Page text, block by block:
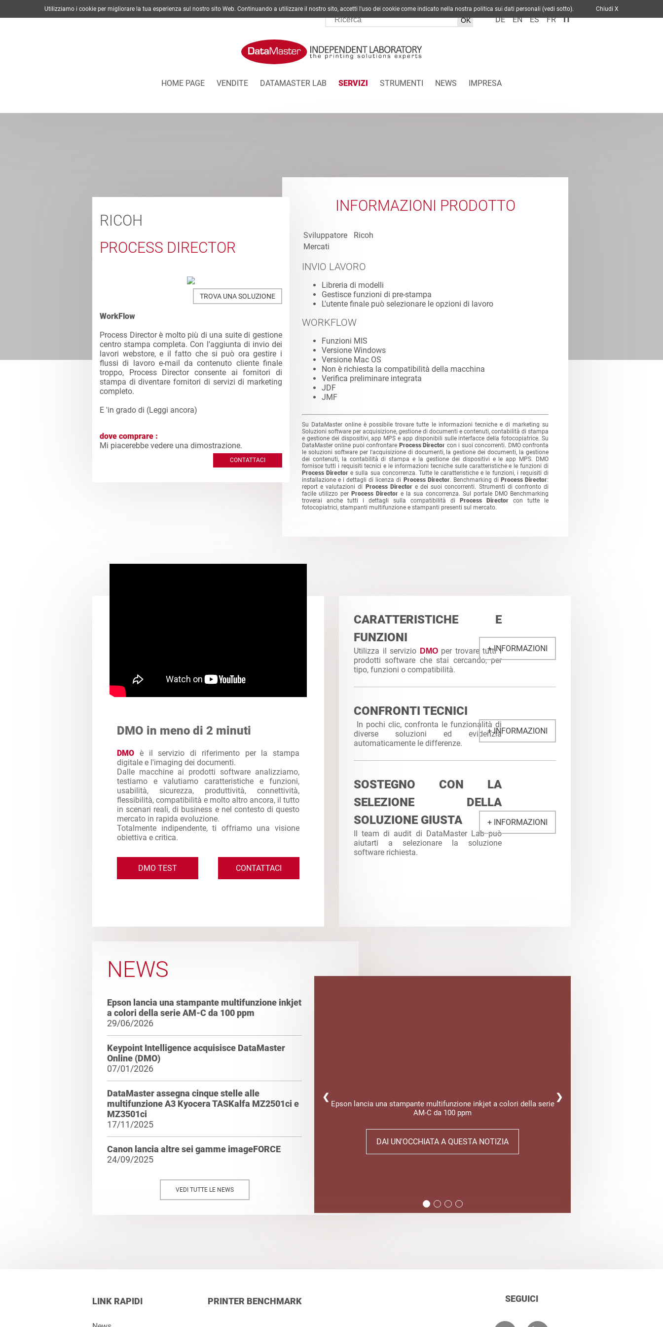
DE EN ES FR IT
HOME PAGE VENDITE DATAMASTER LAB SERVIZI STRUMENTI NEWS IMPRESA
RICOH
PROCESS DIRECTOR
TROVA UNA SOLUZIONE
WorkFlow
Process Director è molto più di una suite di gestione
centro stampa completa. Con l'aggiunta di invio dei
lavori webstore, e il fatto che si può ora gestire i
flussi di lavoro e-mail da contenuto cliente finale
troppo, Process Director consente ai fornitori di
stampa di diventare fornitori di servizi di marketing
completo.
E 'in grado di (Leggi ancora)
dove comprare :
Mi piacerebbe vedere una dimostrazione.
CONTATTACI
INFORMAZIONI PRODOTTO
Sviluppatore
Ricoh
Mercati
INVIO LAVORO
Libreria di modelli
Gestisce funzioni di pre-stampa
L'utente finale può selezionare le opzioni di lavoro
WORKFLOW
Funzioni MIS
Versione Windows
Versione Mac OS
Non è richiesta la compatibilità della macchina
Verifica preliminare integrata
JDF
JMF
Su DataMaster online è possibile trovare tutte le informazioni tecniche e di marketing su
Soluzioni software per acquisizione, gestione di documenti e contenuti, contabilità di stampa
e gestione dei dispositivi, app MPS e app disponibili sulle interfacce della fotocopiatrice. Su
DataMaster online puoi confrontare Process Director con i suoi concorrenti. DMO confronta
le soluzioni software per l'acquisizione di documenti, la gestione dei documenti, la gestione
dei contenuti, la contabilità di stampa e la gestione dei dispositivi e le app MPS. DMO
fornisce tutti i requisiti tecnici e le informazioni tecniche sulle caratteristiche e le funzioni di
Process Director e sulla sua concorrenza. Tutte le caratteristiche e le funzioni, i requisiti di
installazione e i dettagli di licenza di Process Director. Benchmarking di Process Director:
report e valutazioni di
Process Directore dei suoi concorrenti. Strumenti di confronto di
facile utilizzo per Process Director e la sua concorrenza. Sul portale DMO Benchmarking
troverai anche tutti i dettagli sulla compatibilità di
Process Director con tutte le
fotocopiatrici, stampanti multifunzione e stampanti presenti sul mercato.
DMO in meno di 2 minuti
DMO è il servizio di riferimento per la stampa
digitale e l'imaging dei documenti.
Dalle macchine ai prodotti software analizziamo,
testiamo e valutiamo caratteristiche e funzioni,
usabilità, sicurezza, produttività, connettività,
flessibilità, compatibilità e molto altro ancora, il tutto
in scenari reali, di business e nel contesto di questo
mercato in rapida evoluzione.
Totalmente indipendente, ti offriamo una visione
obiettiva e critica.
DMO TEST CONTATTACI
CARATTERISTICHE E
FUNZIONI
Utilizza il servizio DMO per trovare tutti i
prodotti software che stai cercando, per
tipo, funzioni o compatibilità.
+ INFORMAZIONI
CONFRONTI TECNICI
In pochi clic, confronta le funzionalità di
diverse soluzioni ed evidenzia
automaticamente le differenze.
+ INFORMAZIONI
SOSTEGNO CON LA
SELEZIONE DELLA
SOLUZIONE GIUSTA
Il team di audit di DataMaster Lab può
aiutarti a selezionare la soluzione
software richiesta.
+ INFORMAZIONI
NEWS
Epson lancia una stampante multifunzione inkjet
a colori della serie AM-C da 100 ppm
29/06/2026
Keypoint Intelligence acquisisce DataMaster
Online (DMO)
07/01/2026
DataMaster assegna cinque stelle alle
multifunzione A3 Kyocera TASKalfa MZ2501ci e
MZ3501ci
17/11/2025
Canon lancia altre sei gamme imageFORCE
24/09/2025
VEDI TUTTE LE NEWS
Epson lancia una stampante multifunzione inkjet a colori della serie
AM-C da 100 ppm
DAI UN'OCCHIATA A QUESTA NOTIZIA
❮ ❯
LINK RAPIDI PRINTER BENCHMARK SEGUICI
Utilizziamo i cookie per migliorare la tua esperienza sul nostro sito Web. Continuando a utilizzare il nostro sito, accetti l'uso dei cookie come indicato nella nostra politica sui dati personali (vedi sotto). Chiudi X